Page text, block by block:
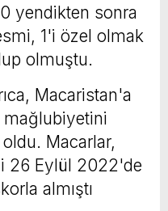
yendikten sonra
1'i özel olmak
olmuştu.
Macaristan'a
mağlubiyetini
Macarlar,
26 Eylül 2022'de
almıştı